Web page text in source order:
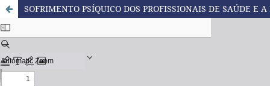
SOFRIMENTO PSÍQUICO DOS PROFISSIONAIS DE SAÚDE E